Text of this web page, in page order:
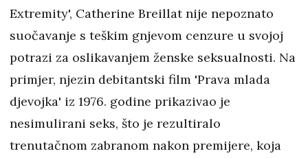
Extremity', Catherine Breillat nije nepoznato
suočavanje s teškim gnjevom cenzure u svojoj
potrazi za oslikavanjem ženske seksualnosti. Na
primjer, njezin debitantski film 'Prava mlada
djevojka' iz 1976. godine prikazivao je
nesimulirani seks, što je rezultiralo
trenutačnom zabranom nakon premijere, koja